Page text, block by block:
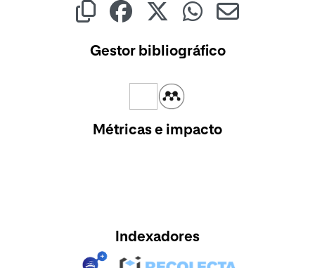
Gestor bibliográfico
Métricas e impacto
Indexadores